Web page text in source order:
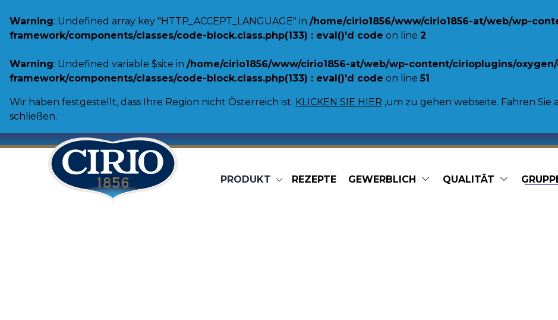
Warning: Undefined array key "HTTP_ACCEPT_LANGUAGE" in /home/cirio1856/www/cirio1856-at/web/wp-
framework/components/classes/code-block.class.php(133) : eval()'d code on line 2
Warning: Undefined variable $site in /home/cirio1856/www/cirio1856-at/web/wp-content/cirioplugins/
framework/components/classes/code-block.class.php(133) : eval()'d code on line51
Wir haben festgestellt, dass Ihre Region nicht Österreich ist. KLICKEN SIE HIER ,um zu gehen webseite. Fahren Sie
schließen.
PRODUKT
Tomaten Gemüse Marmeladen
REZEPTE GEWERBLICH QUALITÄT